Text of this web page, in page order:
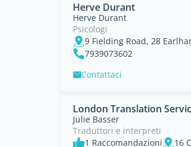
Herve Durant
Herve Durant
Psicologi
9 Fielding Road, 28
7939073602
Contattaci
London Translation
Julie Basser
Traduttori e interpreti
1 Raccomandazioni
16